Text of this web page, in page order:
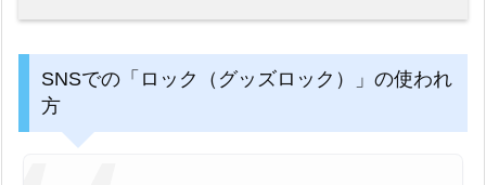
SNSでの「ロック（グッズロック）」の使われ
方